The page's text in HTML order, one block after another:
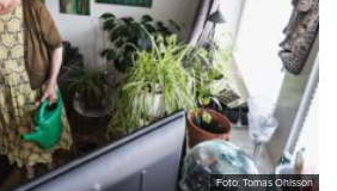
Foto: Tomas Ohlsson